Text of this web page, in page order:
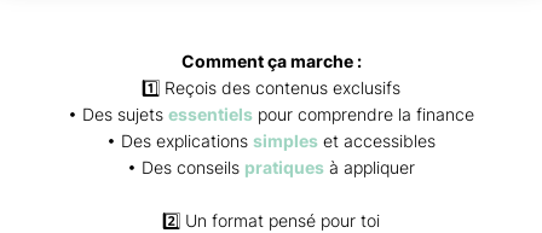
Comment ça marche :
1️⃣ Reçois des contenus exclusifs
• Des sujets essentiels pour comprendre la finance
• Des explications simples et accessibles
• Des conseils pratiques à appliquer
2️⃣ Un format pensé pour toi